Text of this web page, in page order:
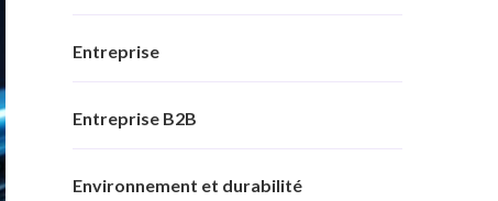
Entreprise
Entreprise B2B
Environnement et durabilité